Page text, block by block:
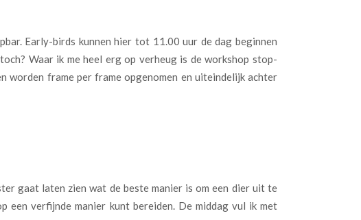
Early-birds kunnen hier tot 11.00 uur de dag beginnen
Waar ik me heel erg op verheug is de workshop stop-
worden frame per frame opgenomen en uiteindelijk achter
gaat laten zien wat de beste manier is om een dier uit te
een verfijnde manier kunt bereiden. De middag vul ik met